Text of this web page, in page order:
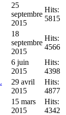
25
septembre
2015
Hits:
5815
18
septembre
2015
Hits:
4566
6 juin
2015
Hits:
4398
29 avril
2015
Hits:
4877
15 mars
2015
Hits:
4342